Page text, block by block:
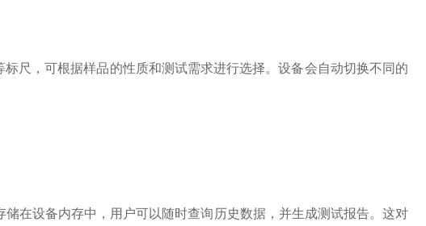
，可根据样品的性质和测试需求进行选择。设备会自动切换不同的
设备内存中，用户可以随时查询历史数据，并生成测试报告。这对